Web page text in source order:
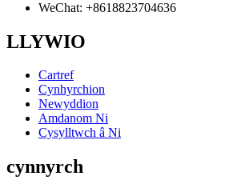
WeChat: +8618823704636
LLYWIO
Cartref
Cynhyrchion
Newyddion
Amdanom Ni
Cysylltwch â Ni
cynnyrch